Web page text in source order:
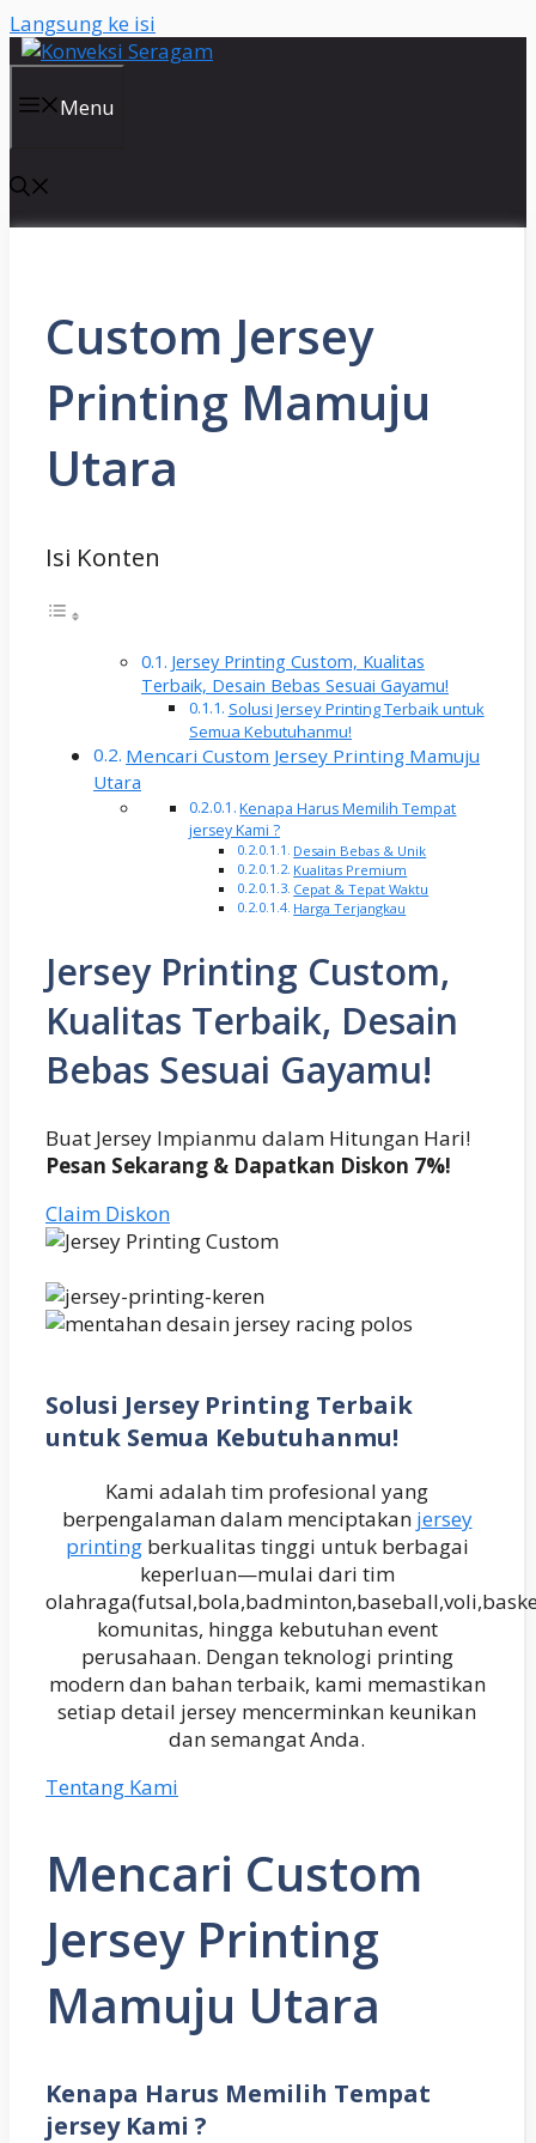
Langsung ke isi
Menu
Custom Jersey
Printing Mamuju
Utara
Isi Konten
Jersey Printing Custom, Kualitas
Terbaik, Desain Bebas Sesuai Gayamu!
Solusi Jersey Printing Terbaik untuk
Semua Kebutuhanmu!
Mencari Custom Jersey Printing Mamuju
Utara
Kenapa Harus Memilih Tempat
jersey Kami ?
Desain Bebas & Unik
Kualitas Premium
Cepat & Tepat Waktu
Harga Terjangkau
Jersey Printing Custom,
Kualitas Terbaik, Desain
Bebas Sesuai Gayamu!
Buat Jersey Impianmu dalam Hitungan Hari!
Pesan Sekarang & Dapatkan Diskon 7%!
Claim Diskon
Solusi Jersey Printing Terbaik
untuk Semua Kebutuhanmu!
Kami adalah tim profesional yang
berpengalaman dalam menciptakan jersey
printingberkualitas tinggi untuk berbagai
keperluan—mulai dari tim
komunitas, hingga kebutuhan event
perusahaan. Dengan teknologi printing
modern dan bahan terbaik, kami memastikan
setiap detail jersey mencerminkan keunikan
dan semangat Anda.
Tentang Kami
Mencari Custom
Jersey Printing
Mamuju Utara
Kenapa Harus Memilih Tempat
jersey Kami ?